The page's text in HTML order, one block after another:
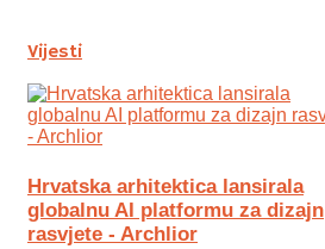
Vijesti
Hrvatska arhitektica lansirala
globalnu AI platformu za dizajn
rasvjete - Archlior